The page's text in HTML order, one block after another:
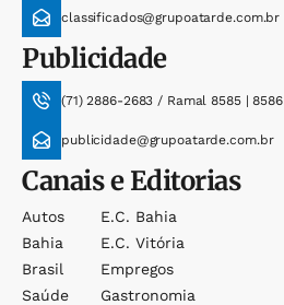
classificados@grupoatarde.com.br
Publicidade
(71) 2886-2683 / Ramal 8585 | 8586
publicidade@grupoatarde.com.br
Canais e Editorias
Autos
Bahia
Brasil
Saúde
E.c. Bahia
E.c. Vitória
Empregos
Gastronomia